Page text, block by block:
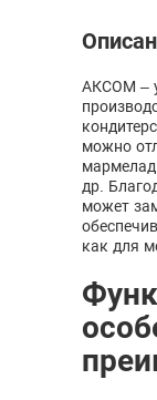
АКСОМ –
можно
др.
может
как для